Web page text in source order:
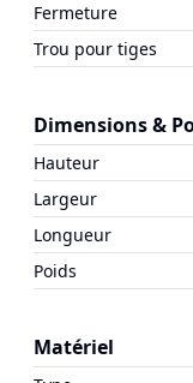
Fermeture
Trou pour tiges
Dimensions &
Hauteur
Largeur
Longueur
Poids
Matériel